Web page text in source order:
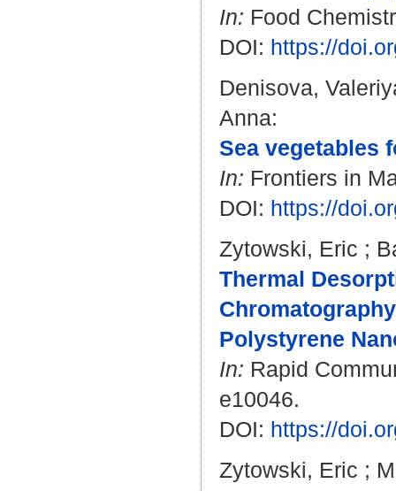
In: Food
DOI: https://
Denisova,
Anna:
Sea vegetables
In: Frontiers in
DOI: https://
Zytowski, Eric ;
Thermal
Polystyrene
In: Rapid
e10046.
DOI: https://
Zytowski, Eric ;